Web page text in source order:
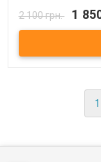
В наличии
Набор махровых
Размер: 70х140 см
хлопок Плотность:
2 100 грн. 1
1